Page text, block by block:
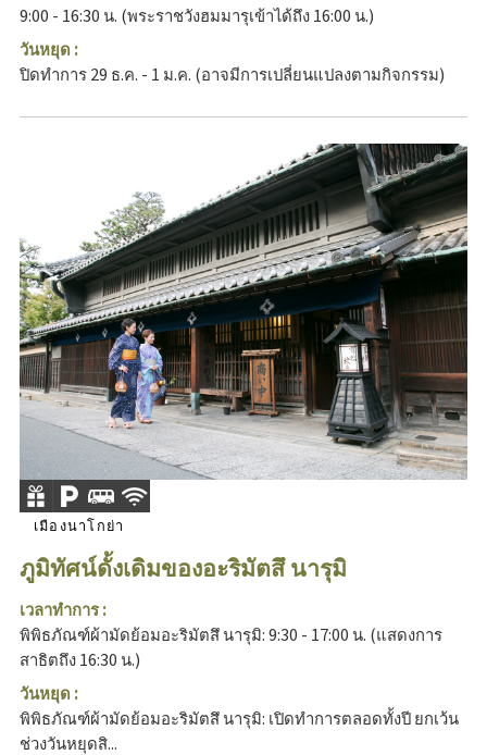
9:00 - 16:30 น. (พระราชวังฮมมารุเข้าได้ถึง 16:00 น.)
วันหยุด :
ปิดทำการ 29 ธ.ค. - 1 ม.ค. (อาจมีการเปลี่ยนแปลงตามกิจกรรม)
เมืองนาโกย่า
ภูมิทัศน์ดั้งเดิมของอะริมัตสึ นารุมิ
เวลาทำการ :
พิพิธภัณฑ์ผ้ามัดย้อมอะริมัตสึ นารุมิ: 9:30 - 17:00 น. (แสดงการ
สาธิตถึง 16:30 น.)
วันหยุด :
พิพิธภัณฑ์ผ้ามัดย้อมอะริมัตสึ นารุมิ: เปิดทำการตลอดทั้งปี ยกเว้น
ช่วงวันหยุดสิ...